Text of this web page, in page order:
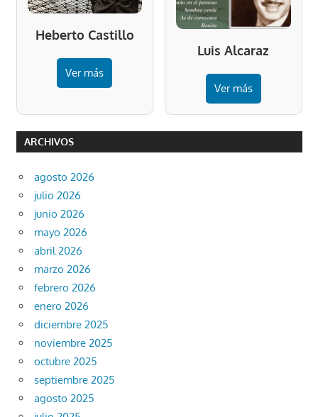
Heberto Castillo
Ver más
Luis Alcaraz
Ver más
ARCHIVOS
agosto 2026
julio 2026
junio 2026
mayo 2026
abril 2026
marzo 2026
febrero 2026
enero 2026
diciembre 2025
noviembre 2025
octubre 2025
septiembre 2025
agosto 2025